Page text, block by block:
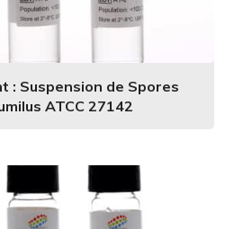
: Suspension de Spores
ATCC 27142